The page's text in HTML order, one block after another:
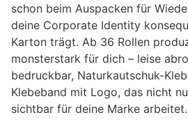
schon beim Auspacken für
deine Corporate Identity
Karton trägt. Ab 36 Rollen
monsterstark für dich – leise
bedruckbar, Naturkautschuk-
Klebeband mit Logo, das nicht
sichtbar für deine Marke arbeitet.